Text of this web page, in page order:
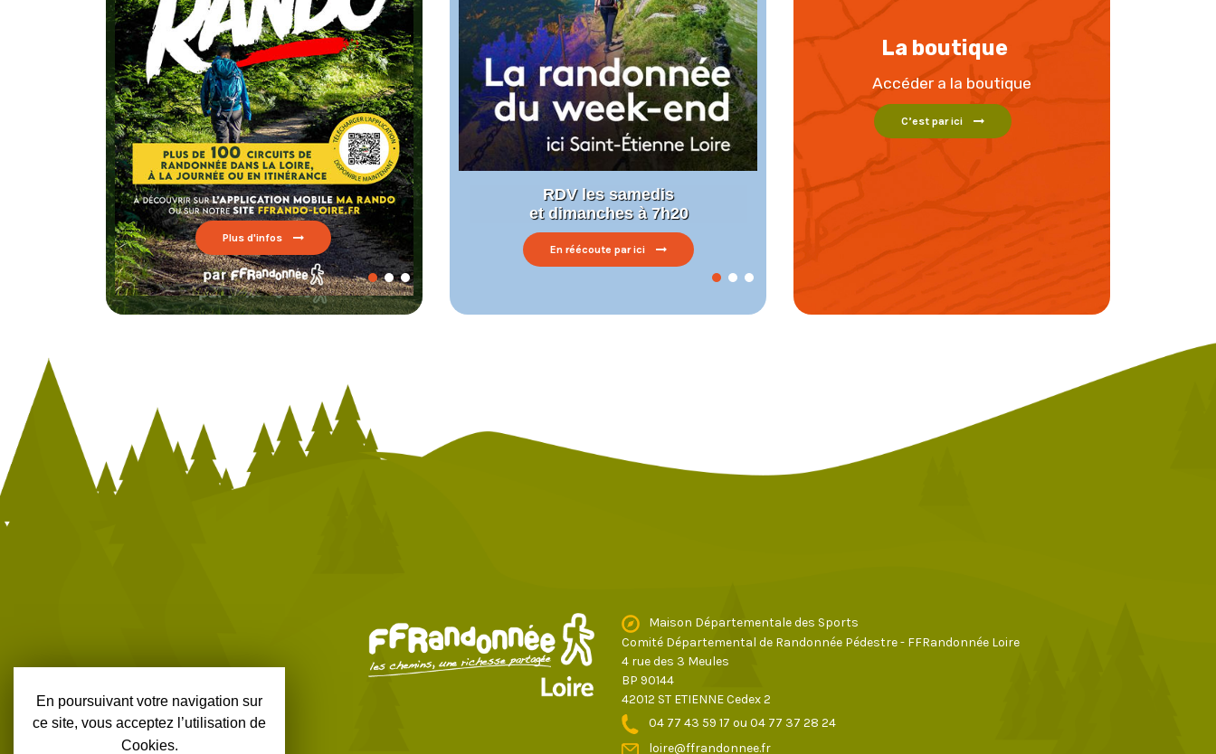
testez un circuit labellisé
FFRandonnée
Lire par ici
En réécoute par ici
RDV les samedis
et dimanches à 7h20
La boutique
Accéder a la boutique
C’est par ici
Maison Départementale des Sports
Comité Départemental de Randonnée Pédestre - FFRandonnée Loire
4 rue des 3 Meules
BP 90144
42012 ST ETIENNE Cedex 2
04 77 43 59 17 ou 04 77 37 28 24
loire@ffrandonnee.fr
En poursuivant votre navigation sur
ce site, vous acceptez l’utilisation de
Cookies.